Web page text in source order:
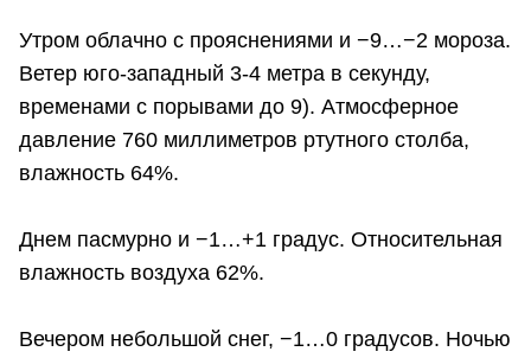
Утром облачно с прояснениями и −9…−2 мороза.
Ветер юго-западный 3-4 метра в секунду,
временами с порывами до 9). Атмосферное
давление 760 миллиметров ртутного столба,
влажность 64%.
Днем пасмурно и −1…+1 градус. Относительная
влажность воздуха 62%.
Вечером небольшой снег, −1…0 градусов. Ночью